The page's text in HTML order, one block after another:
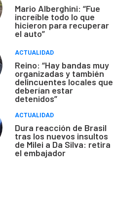
Mario Alberghini: “Fue
increíble todo lo que
hicieron para recuperar
el auto”
ACTUALIDAD
Reino: “Hay bandas muy
organizadas y también
delincuentes locales que
deberían estar
detenidos”
ACTUALIDAD
Dura reacción de Brasil
tras los nuevos insultos
de Milei a Da Silva: retira
el embajador